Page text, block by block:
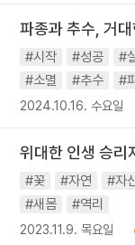
파종과 추수, 거
#시작 #성공 #
#소멸
#추수 #
2024.10.16. 수요일
위대한 인생 승리
#꽃 #자연 #자
#새몸
#역리
2023.11.9. 목요일